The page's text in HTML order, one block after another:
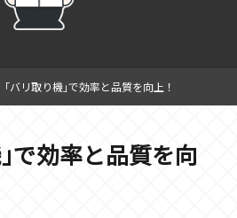
｢バリ取り機｣で効率と品質を向上！
で効率と品質を向